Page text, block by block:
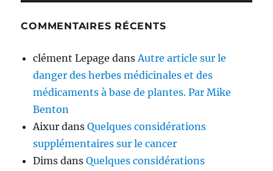
COMMENTAIRES RÉCENTS
clément Lepage dansAutre article sur le
danger des herbes médicinales et des
médicaments à base de plantes. Par Mike
Benton
Aixur dansQuelques considérations
supplémentaires sur le cancer
Dims dansQuelques considérations